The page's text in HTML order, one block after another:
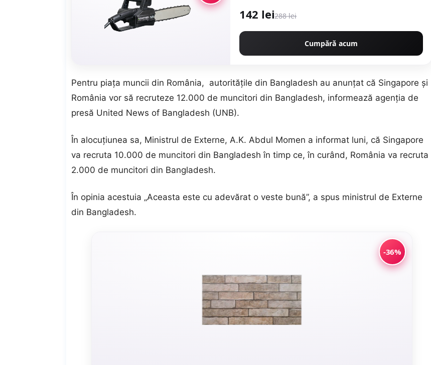
142 lei288 lei
Cumpără acum
Pentru piaţa muncii din România, autorităţile din Bangladesh au anunţat că Singapore şi
România vor să recruteze 12.000 de muncitori din Bangladesh, informează agenţia de
presă United News of Bangladesh (UNB).
În alocuţiunea sa, Ministrul de Externe, A.K. Abdul Momen a informat luni, că Singapore
va recruta 10.000 de muncitori din Bangladesh în timp ce, în curând, România va recruta
2.000 de muncitori din Bangladesh.
În opinia acestuia „Aceasta este cu adevărat o veste bună”, a spus ministrul de Externe
din Bangladesh.
-36%